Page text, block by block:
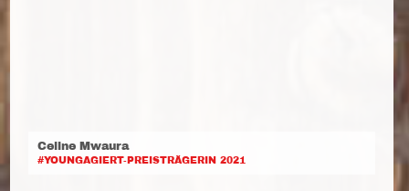
Celine Mwaura
#YOUNGAGIERT-PREISTRÄGERIN 2021